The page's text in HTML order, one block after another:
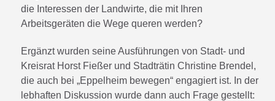
die Interessen der Landwirte, die mit Ihren
Arbeitsgeräten die Wege queren werden?
Ergänzt wurden seine Ausführungen von Stadt- und
Kreisrat Horst Fießer und Stadträtin Christine Brendel,
die auch bei „Eppelheim bewegen“ engagiert ist. In der
lebhaften Diskussion wurde dann auch Frage gestellt: